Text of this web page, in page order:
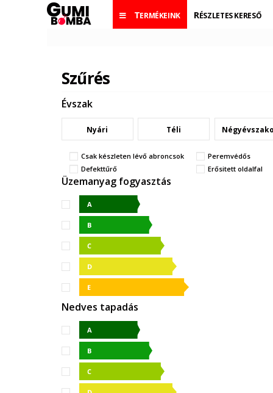
TERMÉKEINK RÉSZLETES KERESŐ
Szűrés
Évszak
Nyári Téli
Csak készleten lévő abroncsok
Peremvédős
Defekttűrő
Erősitett oldalfal
Üzemanyag fogyasztás
Nedves tapadás